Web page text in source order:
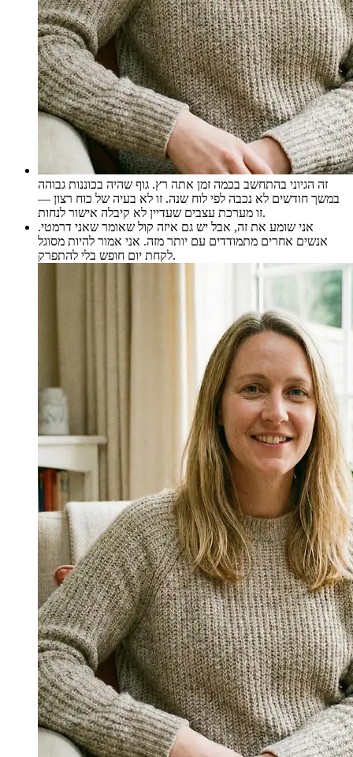
זה הגיוני בהתחשב בכמה זמן אתה רץ. גוף שהיה בכוננות גבוהה
במשך חודשים לא נכבה לפי לוח שנה. זו לא בעיה של כוח רצון —
זו מערכת עצבים שעדיין לא קיבלה אישור לנחות.
אני שומע את זה, אבל יש גם איזה קול שאומר שאני דרמטי.
אנשים אחרים מתמודדים עם יותר מזה. אני אמור להיות מסוגל
לקחת יום חופש בלי להתפרק.